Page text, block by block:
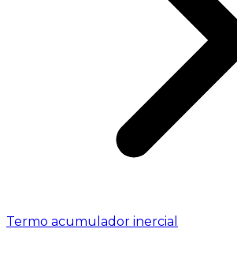
Termo acumulador inercial